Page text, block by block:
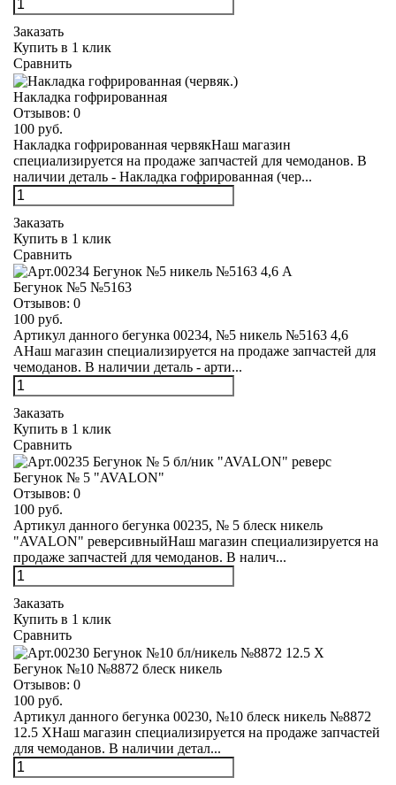
Заказать
Купить в 1 клик
Сравнить
Накладка гофрированная
Отзывов: 0
100 руб.
Накладка гофрированная червякНаш магазин
специализируется на продаже запчастей для чемоданов. В
наличии деталь - Накладка гофрированная (чер...
Заказать
Купить в 1 клик
Сравнить
Бегунок №5 №5163
Отзывов: 0
100 руб.
Артикул данного бегунка 00234, №5 никель №5163 4,6
АНаш магазин специализируется на продаже запчастей для
чемоданов. В наличии деталь - арти...
Заказать
Купить в 1 клик
Сравнить
Бегунок № 5 "AVALON"
Отзывов: 0
100 руб.
Артикул данного бегунка 00235, № 5 блеск никель
"AVALON" реверсивныйНаш магазин специализируется на
продаже запчастей для чемоданов. В налич...
Заказать
Купить в 1 клик
Сравнить
Бегунок №10 №8872 блеск никель
Отзывов: 0
100 руб.
Артикул данного бегунка 00230, №10 блеск никель №8872
12.5 XНаш магазин специализируется на продаже запчастей
для чемоданов. В наличии детал...